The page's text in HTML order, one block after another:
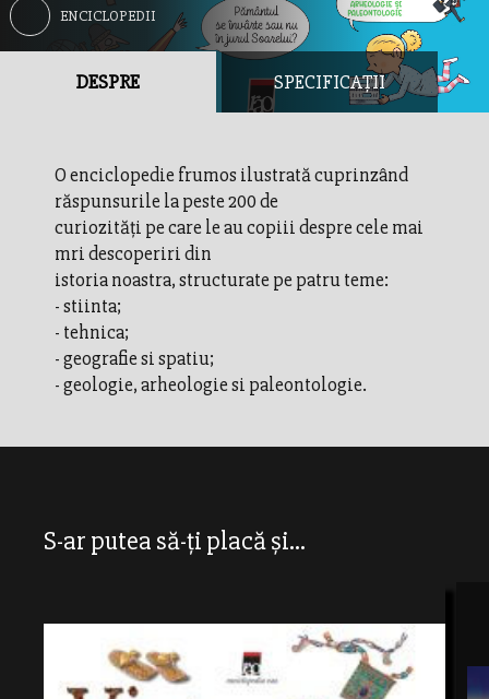
ENCICLOPEDII
DESPRE SPECIFICAȚII
O enciclopedie frumos ilustrată cuprinzând
răspunsurile la peste 200 de
curiozități pe care le au copiii despre cele mai
mri descoperiri din
istoria noastra, structurate pe patru teme:
- stiinta;
- tehnica;
- geografie si spatiu;
- geologie, arheologie si paleontologie.
S-ar putea să-ți placă și...